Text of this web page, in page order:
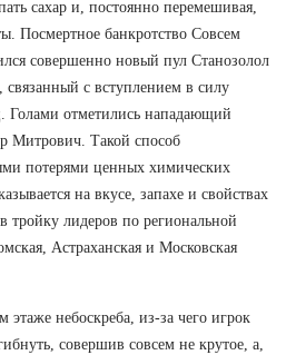
сахар и, постоянно перемешивая,
Посмертное банкротство Совсем
совершенно новый пул Станозолол
связанный с вступлением в силу
Голами отметились нападающий
Митрович. Такой способ
потерями ценных химических
на вкусе, запахе и свойствах
лидеров по региональной
Астраханская и Московская
небоскреба, из-за чего игрок
совершив совсем не крутое, а,